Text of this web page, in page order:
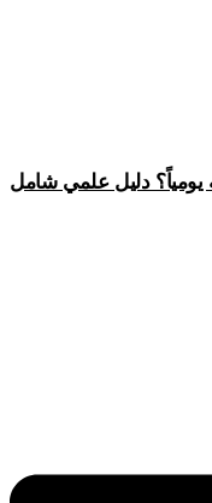
يومياً؟ دليل علمي شامل